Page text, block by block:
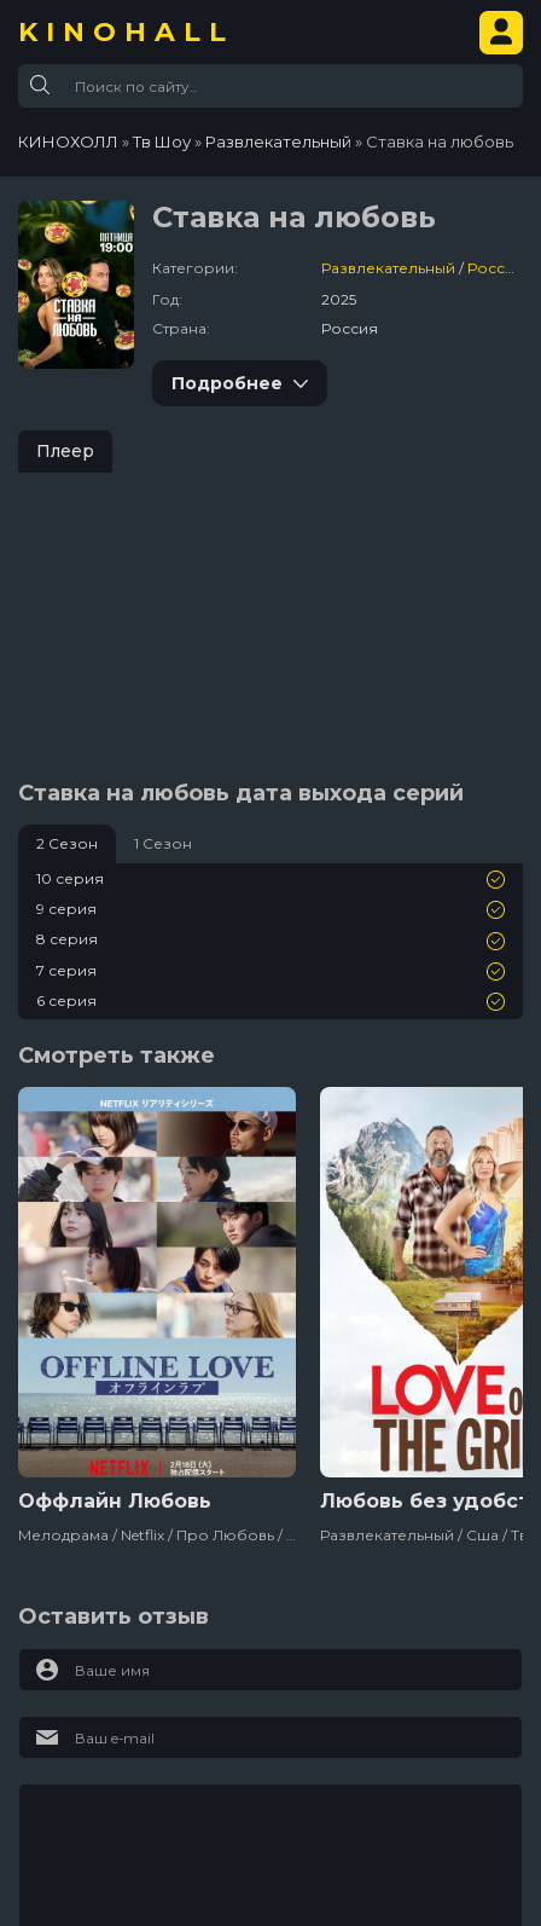
KINOHALL
КИНОХОЛЛ »Тв Шоу» Развлекательный » Ставка на любовь
Ставка на любовь
Категории: Развлекательный / Россия
Год:
2025
Страна:
Россия
Подробнее
Плеер
Ставка на любовь дата выхода серий
2 Сезон
1 Сезон
10 серия
9 серия
8 серия
7 серия
6 серия
4 серия
3 серия
2 серия
1 серия
Смотреть также
Оффлайн Любовь Любовь без
Развлекательный / Сша / Тв
Оставить отзыв